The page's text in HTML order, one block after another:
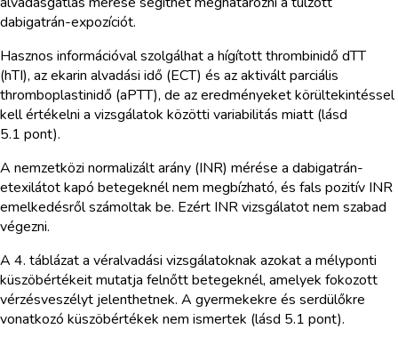
dabigatrán-expozíciót.
Hasznos információval szolgálhat a hígított thrombinidő dTT
(hTI), az ekarin alvadási idő (ECT) és az aktivált parciális
thromboplastinidő (aPTT), de az eredményeket körültekintéssel
kell értékelni a vizsgálatok közötti variabilitás miatt (lásd
5.1 pont).
A nemzetközi normalizált arány (INR) mérése a dabigatrán-
etexilátot kapó betegeknél nem megbízható, és fals pozitív INR
emelkedésről számoltak be. Ezért INR vizsgálatot nem szabad
végezni.
A 4. táblázat a véralvadási vizsgálatoknak azokat a mélyponti
küszöbértékeit mutatja felnőtt betegeknél, amelyek fokozott
vérzésveszélyt jelenthetnek. A gyermekekre és serdülőkre
vonatkozó küszöbértékek nem ismertek (lásd 5.1 pont).